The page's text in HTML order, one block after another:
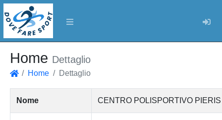
Home Dettaglio
Home Dettaglio
Nome CENTRO POLISPORTIVO